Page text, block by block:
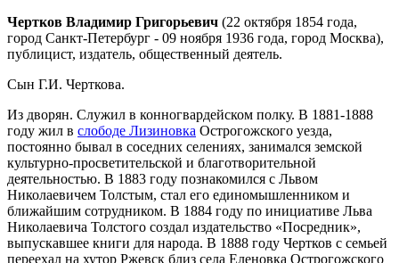
Чертков Владимир Григорьевич (22 октября 1854 года,
город Санкт-Петербург - 09 ноября 1936 года, город Москва),
публицист, издатель, общественный деятель.
Сын Г.И. Черткова.
Из дворян. Служил в конногвардейском полку. В 1881-1888
году жил в слободе Лизиновка Острогожского уезда,
постоянно бывал в соседних селениях, занимался земской
культурно-просветительской и благотворительной
деятельностью. В 1883 году познакомился с Львом
Николаевичем Толстым, стал его единомышленником и
ближайшим сотрудником. В 1884 году по инициативе Льва
Николаевича Толстого создал издательство «Посредник»,
выпускавшее книги для народа. В 1888 году Чертков с семьей
переехал на хутор Ржевск близ села Еленовка Острогожского